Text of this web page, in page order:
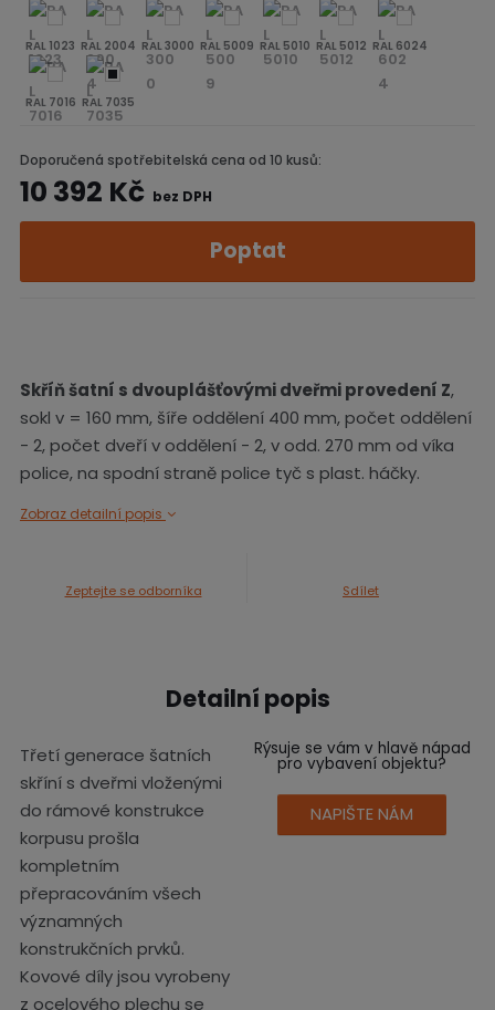
RAL 1023 RAL 2004 RAL 3000 RAL 5009 RAL 5010 RAL 5012 RAL 6024
RAL 7016 RAL 7035
Doporučená spotřebitelská cena od 10 kusů:
10 392 Kč bez DPH
Poptat
Skříň šatní s dvouplášťovýmidveřmi provedení Z,
sokl v = 160 mm, šíře oddělení 400 mm, počet oddělení
- 2, počet dveří v oddělení - 2, v odd. 270 mm od víka
police, na spodní straně police tyč s plast. háčky.
Zobraz detailní popis
Zeptejte se odborníka Sdílet
Detailní popis
Třetí generace šatních
skříní s dveřmi vloženými
do rámové konstrukce
korpusu prošla
kompletním
přepracováním všech
významných
konstrukčních prvků.
Kovové díly jsou vyrobeny
z ocelového plechu se
Rýsuje se vám v hlavě nápad
pro vybavení objektu?
NAPIŠTE NÁM